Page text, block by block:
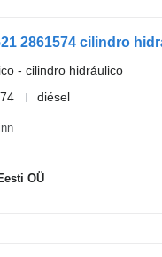
- cilindro hidráulico
diésel
OÜ